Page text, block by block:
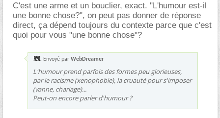
C'est une arme et un bouclier, exact. "L'humour est-il
une bonne chose?", on peut pas donner de réponse
direct, ça dépend toujours du contexte parce que c'est
quoi pour vous "une bonne chose"?
Envoyé par WebDreamer
L'humour prend parfois des formes peu glorieuses,
par le racisme (xenophobie), la cruauté pour s'imposer
(vanne, chariage)...
Peut-on encore parler d'humour ?